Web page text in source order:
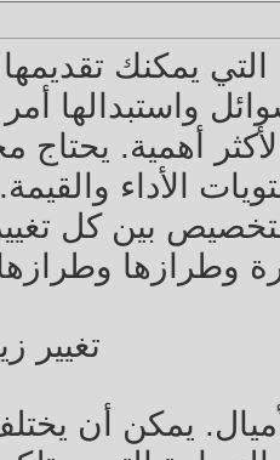
يمكنك تقديمها
واستبدالها أمر
أهمية. يحتاج
الأداء والقيمة.
بين كل
تغيير
يمكن أن